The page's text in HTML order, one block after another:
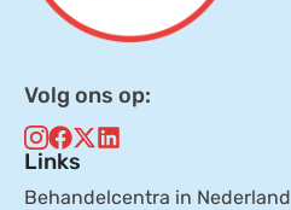
Volg ons op:
Links
Behandelcentra in Nederland